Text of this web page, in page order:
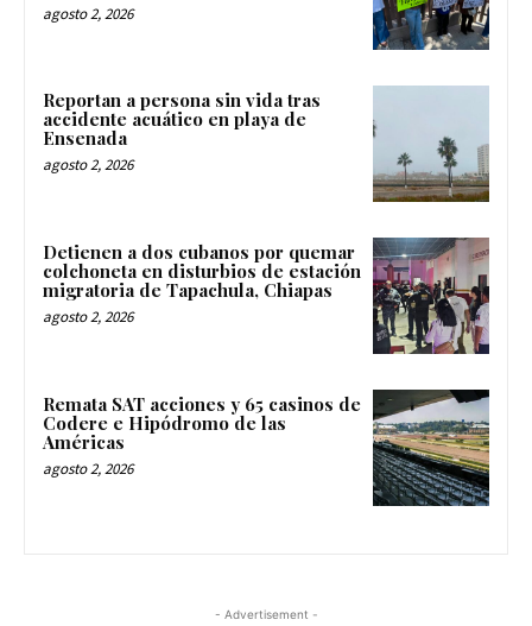
agosto 2, 2026
Reportan a persona sin vida tras
accidente acuático en playa de
Ensenada
agosto 2, 2026
Detienen a dos cubanos por quemar
colchoneta en disturbios de estación
migratoria de Tapachula, Chiapas
agosto 2, 2026
Remata SAT acciones y 65 casinos de
Codere e Hipódromo de las
Américas
agosto 2, 2026
- Advertisement -